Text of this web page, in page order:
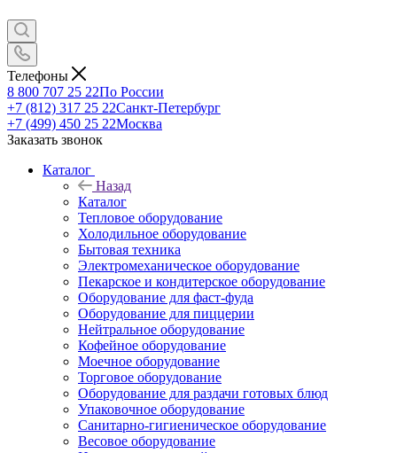
Телефоны
8 800 707 25 22По России
+7 (812) 317 25 22Санкт-Петербург
+7 (499) 450 25 22Москва
Заказать звонок
Каталог
Назад
Каталог
Тепловое оборудование
Холодильное оборудование
Бытовая техника
Электромеханическое оборудование
Пекарское и кондитерское оборудование
Оборудование для фаст-фуда
Оборудование для пиццерии
Нейтральное оборудование
Кофейное оборудование
Моечное оборудование
Торговое оборудование
Оборудование для раздачи готовых блюд
Упаковочное оборудование
Санитарно-гигиеническое оборудование
Весовое оборудование